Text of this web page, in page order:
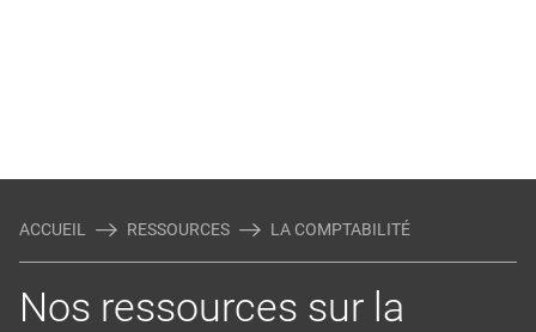
ACCUEIL RESSOURCES LA COMPTABILITÉ
Nos ressources sur la